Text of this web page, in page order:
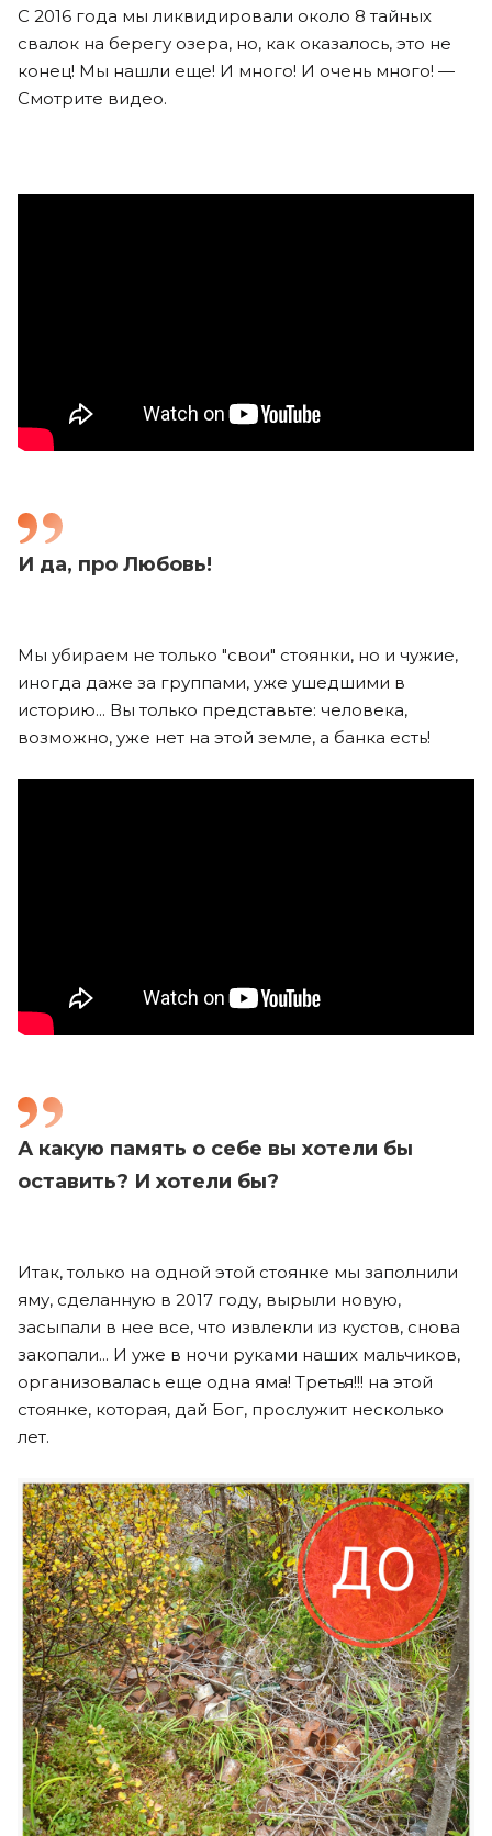
С 2016 года мы ликвидировали около 8 тайных
свалок на берегу озера, но, как оказалось, это не
конец! Мы нашли еще! И много! И очень много! —
Смотрите видео.
И да, про Любовь!
Мы убираем не только "свои" стоянки, но и чужие,
иногда даже за группами, уже ушедшими в
историю... Вы только представьте: человека,
возможно, уже нет на этой земле, а банка есть! ⠀
А какую память о себе вы хотели бы
оставить? И хотели бы?
Итак, только на одной этой стоянке мы заполнили
яму, сделанную в 2017 году, вырыли новую,
засыпали в нее все, что извлекли из кустов, снова
закопали... И уже в ночи руками наших мальчиков,
организовалась еще одна яма! Третья!!! на этой
стоянке, которая, дай Бог, прослужит несколько
лет.